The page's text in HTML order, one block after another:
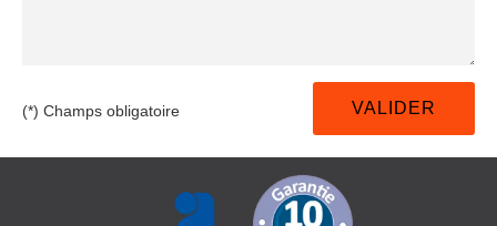
(*) Champs obligatoire